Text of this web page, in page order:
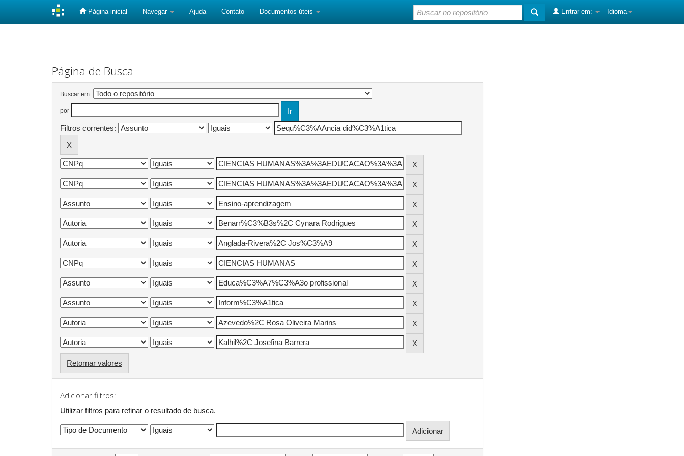
Página inicial Navegar Ajuda Contato Documentos úteis Idioma
Entrar em:
Página de Busca
Buscar em:
por
Filtros correntes:
Retornar valores
Adicionar filtros:
Utilizar filtros para refinar o resultado de busca.